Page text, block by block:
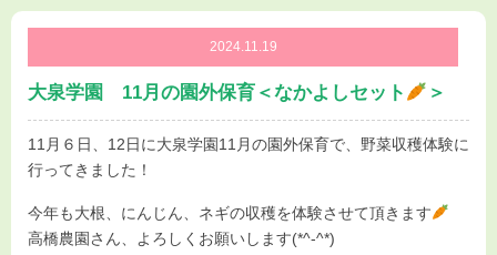
ブログ
採用情報
お知らせ
お問い合わせ
2024.11.19
大泉学園 11月の園外保育＜なかよしセット ＞
11月６日、12日に大泉学園11月の園外保育で、野菜収穫体験に
行ってきました！
今年も大根、にんじん、ネギの収穫を体験させて頂きます
高橋農園さん、よろしくお願いします(*^-^*)